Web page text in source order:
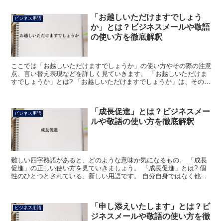
ビジネス用語
「お越しいただけますでしょう
か」とは？ビジネスメールや敬語
の使い方を徹底解釈
ここでは「お越しいただけますでしょうか」の使い方やその際の注意
点、言い替え表現などを詳しく見ていきます。 「お越しいただけま
すでしょうか」とは? 「お越しいただけますでしょうか」は、その相
ビジネス用語
「成長促進」とは？ビジネスメー
ルや敬語の使い方を徹底解釈
難しい四字熟語があると、どのような意味か気になるもの。 「成長
促進」の正しい使い方を見ていきましょう。 「成長促進」とは? 個
性のひとつとされている、新しい用語です。 自分自身ではなく他人
ビジネス用語
「申し添えいたします」とは？ビ
ジネスメールや敬語の使い方を徹